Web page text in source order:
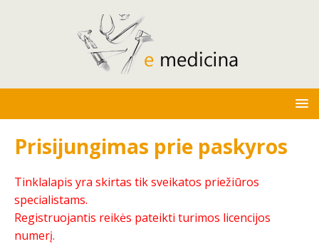
Prisijungimas prie paskyros
Tinklalapis yra skirtas tik sveikatos priežiūros
specialistams.
Registruojantis reikės pateikti turimos licencijos
numerį.